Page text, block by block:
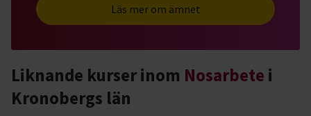
Läs mer om ämnet
Liknande kurser inom Nosarbete i
Kronobergs län